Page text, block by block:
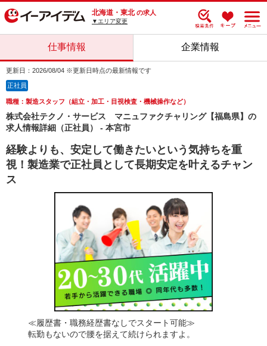
北海道・東北 の求人
▼エリア変更
仕事情報 企業情報
更新日：2026/08/04 ※更新日時点の最新情報です
正社員
職種：製造スタッフ（組立・加工・目視検査・機械操作など）
株式会社テクノ・サービス マニュファクチャリング【福島県】の
求人情報詳細（正社員） - 本宮市
経験よりも、安定して働きたいという気持ちを重
視！製造業で正社員として長期安定を叶えるチャン
ス
≪履歴書・職務経歴書なしでスタート可能≫
転勤もないので腰を据えて続けられますよ。